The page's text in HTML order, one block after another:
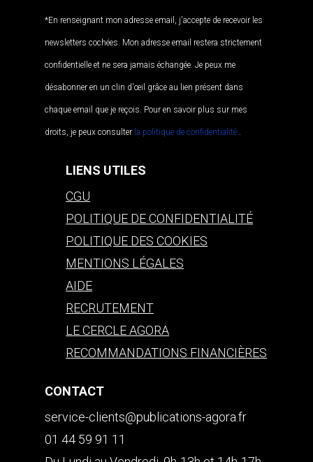
*En renseignant mon adresse email, j'accepte de recevoir les
newsletters cochées. Mon adresse email restera strictement
confidentielle et ne sera jamais échangée. Je peux me
désabonner en un clin d'œil grâce au lien présent dans
chaque email que je reçois. Pour en savoir plus sur mes
droits, je peux consulter la politique de confidentialité..
LIENS UTILES
CGU
POLITIQUE DE CONFIDENTIALITÉ
POLITIQUE DES COOKIES
MENTIONS LÉGALES
AIDE
RECRUTEMENT
LE CERCLE AGORA
RECOMMANDATIONS FINANCIÈRES
CONTACT
service-clients@publications-agora.fr
01 44 59 91 11